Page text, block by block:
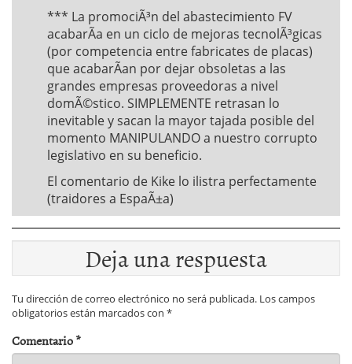
*** La promociÃ³n del abastecimiento FV
acabarÃ­a en un ciclo de mejoras tecnolÃ³gicas
(por competencia entre fabricates de placas)
que acabarÃ­an por dejar obsoletas a las
grandes empresas proveedoras a nivel
domÃ©stico. SIMPLEMENTE retrasan lo
inevitable y sacan la mayor tajada posible del
momento MANIPULANDO a nuestro corrupto
legislativo en su beneficio.
El comentario de Kike lo ilistra perfectamente
(traidores a EspaÃ±a)
Deja una respuesta
Tu dirección de correo electrónico no será publicada. Los campos
obligatorios están marcados con *
Comentario*